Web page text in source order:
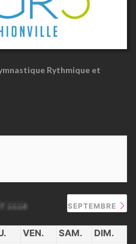
Rythmique et
2026 SEPTEMBRE
VEN. SAM. DIM.